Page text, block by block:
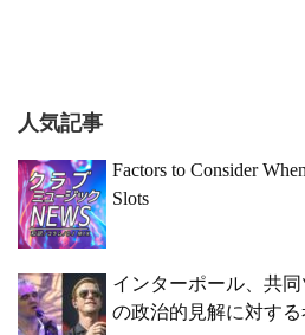
人気記事
Factors to Consider
Slots
インターポール、共
の政治的見解に対す